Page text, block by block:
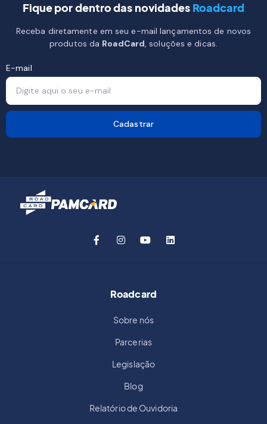
Fique por dentro das novidades Roadcard
Receba diretamente em seu e-mail lançamentos de novos
produtos da RoadCard, soluções e dicas.
E-mail
Cadastrar
Roadcard
Sobre nós
Parcerias
Legislação
Blog
Relatório de Ouvidoria